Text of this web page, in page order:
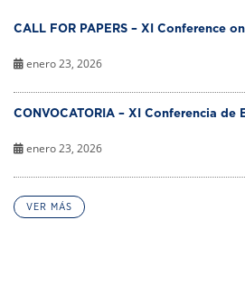
CALL FOR PAPERS – XI Conference
enero 23, 2026
CONVOCATORIA – XI Conferencia de
enero 23, 2026
VER MÁS